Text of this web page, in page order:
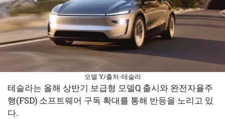
모델 Y/출처-테슬라
테슬라는 올해 상반기 보급형 모델Q 출시와 완전자율주
행(FSD) 소프트웨어 구독 확대를 통해 반등을 노리고 있
다.